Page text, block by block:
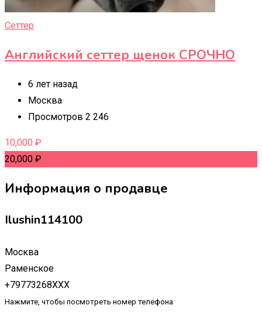
Сеттер
Английский сеттер щенок СРОЧНО
6 лет назад
Москва
Просмотров 2 246
10,000 ₽
20,000 ₽
Информация о продавце
Ilushin114100
Москва
Раменское
+79773268XXX
Нажмите, чтобы посмотреть номер телефона